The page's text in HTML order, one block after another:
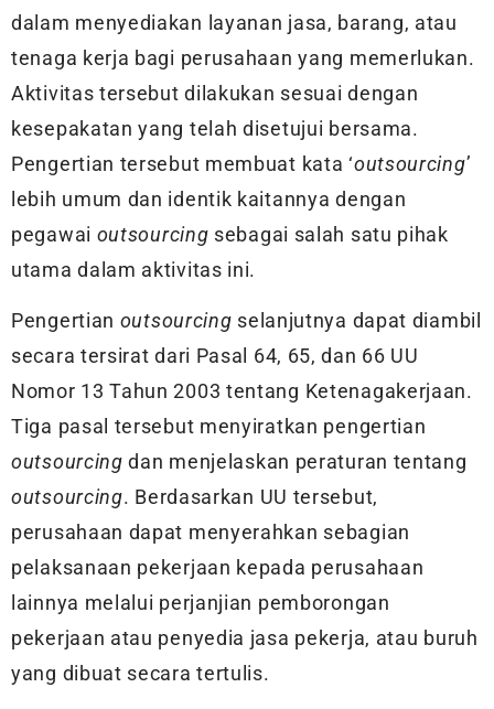
dalam menyediakan layanan jasa, barang, atau
tenaga kerja bagi perusahaan yang memerlukan.
Aktivitas tersebut dilakukan sesuai dengan
kesepakatan yang telah disetujui bersama.
Pengertian tersebut membuat kata ‘outsourcing’
lebih umum dan identik kaitannya dengan
pegawai outsourcing sebagai salah satu pihak
utama dalam aktivitas ini.
Pengertian outsourcing selanjutnya dapat diambil
secara tersirat dari Pasal 64, 65, dan 66 UU
Nomor 13 Tahun 2003 tentang Ketenagakerjaan.
Tiga pasal tersebut menyiratkan pengertian
outsourcing dan menjelaskan peraturan tentang
outsourcing. Berdasarkan UU tersebut,
perusahaan dapat menyerahkan sebagian
pelaksanaan pekerjaan kepada perusahaan
lainnya melalui perjanjian pemborongan
pekerjaan atau penyedia jasa pekerja, atau buruh
yang dibuat secara tertulis.